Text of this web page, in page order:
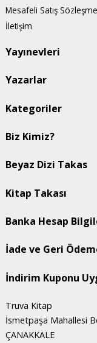
Mesafeli Satış
İletişim
Yayınevleri
Yazarlar
Kategoriler
Biz Kimiz?
Beyaz Dizi Takas
Kitap Takası
Banka Hesap
İade ve Geri
İndirim Kuponu
Truva Kitap
İsmetpaşa Mahallesi
ÇANAKKALE